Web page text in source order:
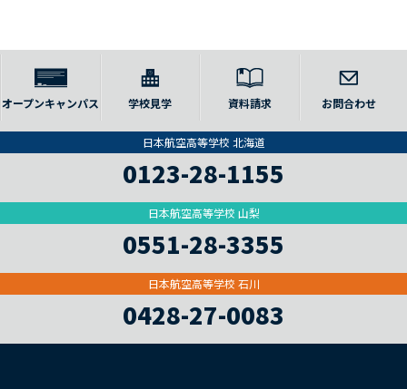
オープンキャンパス 学校見学 資料請求 お問合わせ
日本航空高等学校 北海道
0123-28-1155
日本航空高等学校 山梨
0551-28-3355
日本航空高等学校 石川
0428-27-0083